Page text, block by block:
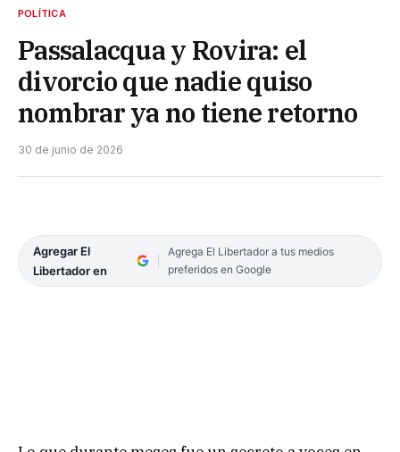
POLÍTICA
Passalacqua y Rovira: el
divorcio que nadie quiso
nombrar ya no tiene retorno
30 de junio de 2026
Agregar El
Libertador en
Agrega El Libertador a tus medios
preferidos en Google